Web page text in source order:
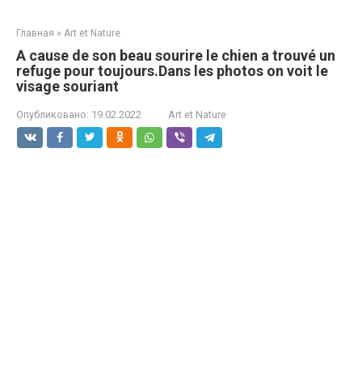
Главная » Art et Nature
A cause de son beau sourire le chien a trouvé un
refuge pour toujours.Dans les photos on voit le
visage souriant
Опубликовано: 19.02.2022 Art et Nature